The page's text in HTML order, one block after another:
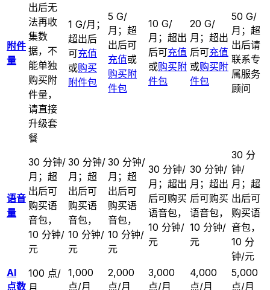
附件
量
出后无
法再收
集数
据，不
能单独
购买附
件量，
请直接
升级套
餐
1 G/月；
超出后
可充值
或购买
附件包
5 G/
月；超
出后可
充值或
购买附
件包
10 G/
月；超出
后可充值
或购买附
件包
20 G/
月；超出
后可充值
或购买附
件包
50 G/
月；超
出后请
联系专
属服务
顾问
语音
量
30 分钟/
月；超
出后可
购买语
音包，
10 分钟/
元
30 分钟/
月；超
出后可
购买语
音包，
10 分钟/
元
30 分钟/
月；超
出后可
购买语
音包，
10 分钟/
元
30 分钟/
月；超出
后可购买
语音包，
10 分钟/
元
30 分钟/
月；超出
后可购买
语音包，
10 分钟/
元
30 分
钟/
月；超
出后可
购买语
音包，
10 分
钟/元
AI
点数
100 点/
月
1,000
点/月
2,000
点/月
3,000
点/月
4,000
点/月
5,000
点/月